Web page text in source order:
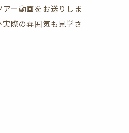
ー動画をお送りしま
際の雰囲気も見学さ